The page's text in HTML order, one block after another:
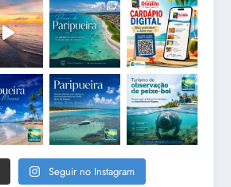
Seguir no Instagram